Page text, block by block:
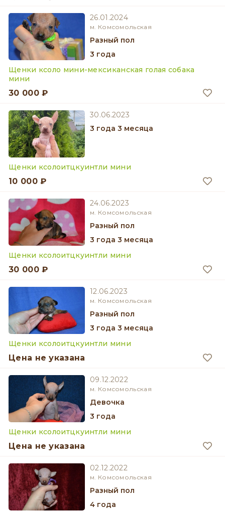
26.01.2024
м. Комсомольская
разный пол
3 года
Щенки ксоло мини-мексиканская голая собака
мини
30 000 ₽
30.06.2023
3 года 3 месяца
Щенки ксолоитцкуинтли мини
10 000 ₽
24.06.2023
м. Комсомольская
разный пол
3 года 3 месяца
Щенки ксолоитцкуинтли мини
30 000 ₽
12.06.2023
м. Комсомольская
разный пол
3 года 3 месяца
Щенки ксолоитцкуинтли мини
Цена не указана
09.12.2022
м. Комсомольская
девочка
3 года
Щенки ксолоитцкуинтли мини
Цена не указана
02.12.2022
м. Комсомольская
разный пол
4 года